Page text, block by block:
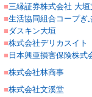
■三縁証券株式会社 大垣
■生活協同組合コープぎ
■ダスキン大垣
■株式会社デリカスイト
■ 日本興亜損害保険株式
■株式会社林商事
■株式会社文溪堂